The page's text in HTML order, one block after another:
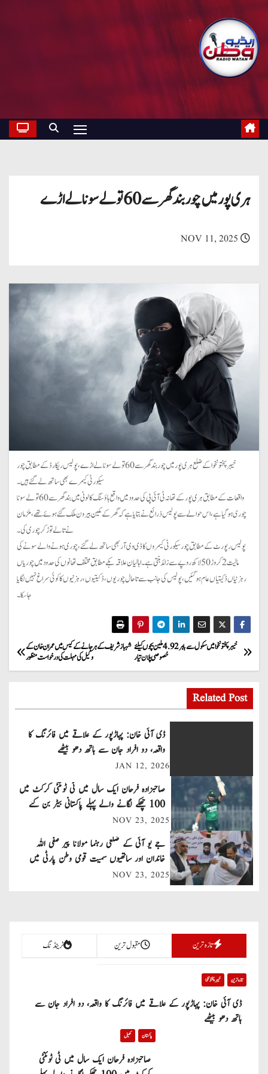
ہری پور میں چور بند گھر سے 60تولے سونا لے اڑے
NOV 11, 2025
خیبرپختونخوا کے ضلع ہری پور میں چور بند گھر سے 60تولے سونا لے اڑے، پولیس ریکارڈ کے مطابق چور
سیکورٹی کیمرے بھی ساتھ لے گئے ہیں۔
واقعات کے مطابق ہری پور کے تھانہ ٹی آئی پی کی حدود میں واقع ہاؤسنگ کالونی میں بند گھر سے 60تولے سونا
چوری ہو گیا ہے، اس حوالے سے پولیس ذرائع نے بتایا ہے کہ گھر کے مکین بیرون ملک گئے ہوئے تھے، ملزمان
نے تالے توڑ کر چوری کی۔
پولیس رپورٹ کے مطابق چور سیکورٹی کیمروں کا ڈی وی آر بھی ساتھ لے گئے، چوری ہونے والے سونے کی
مالیت 2کروڑ 50لاکھ روپے سے زائد بنتی ہے۔ اہالیان علاقہ ہکے مطابق مختلف تھانوں کی حدود میں چوریاں
رہزنیاں ڈکیتیاں عام ہو گئیں، پولیس کی جانب سے تاحال چوریوں، ڈکیتیوں، رہزنیوں کا کوئی سراغ نہیں لگایا
جاسکا۔
P
o
s
t
a
v
i
g
a
o
n
شہباز شریف کے ہرجانے کے کیس میں عمران خان کے
وکیل کی مہلت کی درخواست منظور
خیبرپختونخوا میں سکول سے باہر 4.92ملین بچوں کیلئے
خصوصی پلان تیار
Related Post
ڈی آئی خان: پہاڑپور کے علاقے میں فائرنگ کا
واقعہ، دو افراد جان سے ہاتھ دھو بیٹھے
JAN 12, 2026
صاحبزادہ فرحان ایک سال میں ٹی ٹوئنٹی کرکٹ میں
100 چھکے لگانے والے پہلے پاکستانی بیٹر بن گئے
NOV 23, 2025
جے یو آئی کے ضلعی رہنما مولانا پیر صفی اللہ
خاندان اور ساتھیوں سمیت قومی وطن پارٹی میں
شامل
NOV 23, 2025
تازہ ترین مقبول ترین ٹرینڈنگ
تازہ ترین خیبر پختونخوا
ڈی آئی خان: پہاڑپور کے علاقے میں فائرنگ کا واقعہ، دو افراد جان سے
ہاتھ دھو بیٹھے
پاکستان کھیل
صاحبزادہ فرحان ایک سال میں ٹی ٹوئنٹی